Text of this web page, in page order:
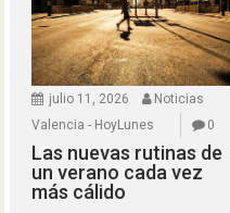
julio 11, 2026
Noticias
Valencia - HoyLunes
0
Las nuevas rutinas de
un verano cada vez
más cálido